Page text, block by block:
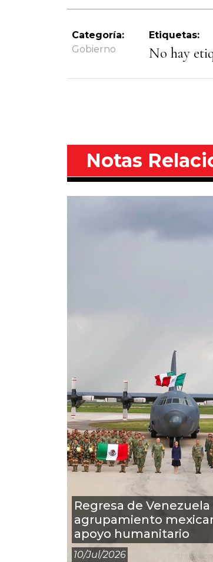
Categoría:
Gobierno
Etiquetas:
No hay
Notas
Regresa de Venezuela
agrupamiento
apoyo humanitario
10/jul/2026